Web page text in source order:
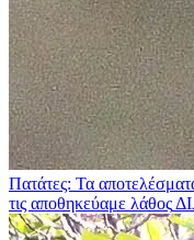
Πατάτες: Τα
τις αποθηκεύαμε λάθος